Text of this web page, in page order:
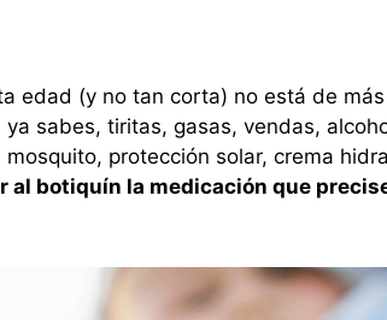
edad (y no tan corta) no está de
sabes, tiritas, gasas, vendas,
protección solar, crema
al botiquín la medicación que